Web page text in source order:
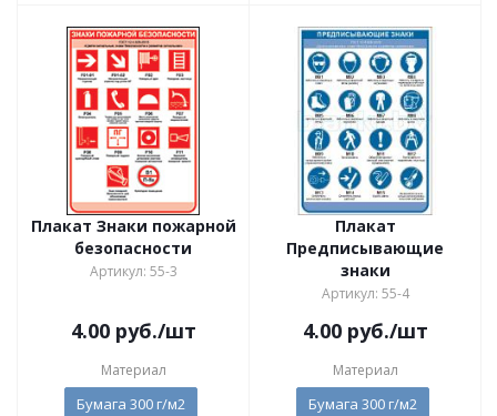
Плакат Знаки пожарной
безопасности
Артикул: 55-3
4.00руб./шт
Материал
Бумага 300 г/м2
Плакат
Предписывающие
знаки
Артикул: 55-4
4.00руб./шт
Материал
Бумага 300 г/м2